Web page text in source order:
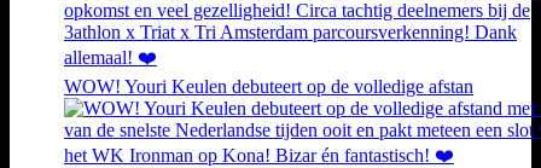
WOW! Youri Keulen debuteert op de volledige afstan